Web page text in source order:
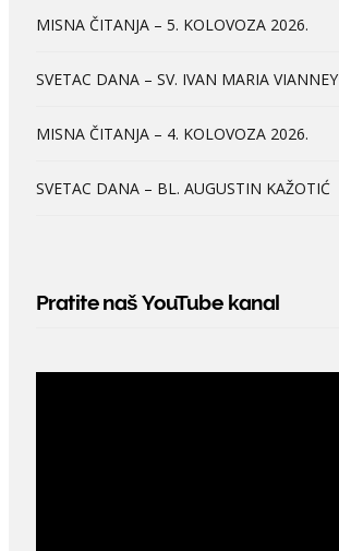
MISNA ČITANJA – 5. KOLOVOZA 2026.
SVETAC DANA – SV. IVAN MARIA VIANNEY
MISNA ČITANJA – 4. KOLOVOZA 2026.
SVETAC DANA – BL. AUGUSTIN KAŽOTIĆ
Pratite naš YouTube kanal